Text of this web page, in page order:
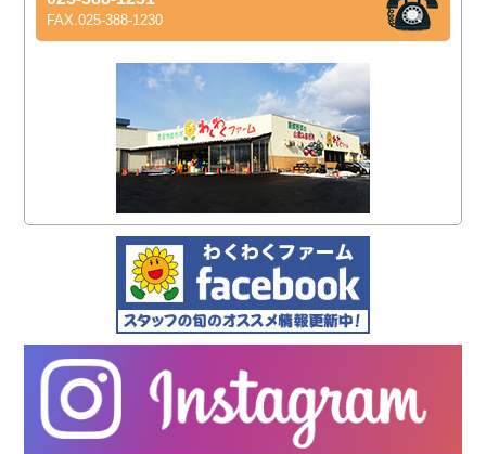
FAX.025-388-1230